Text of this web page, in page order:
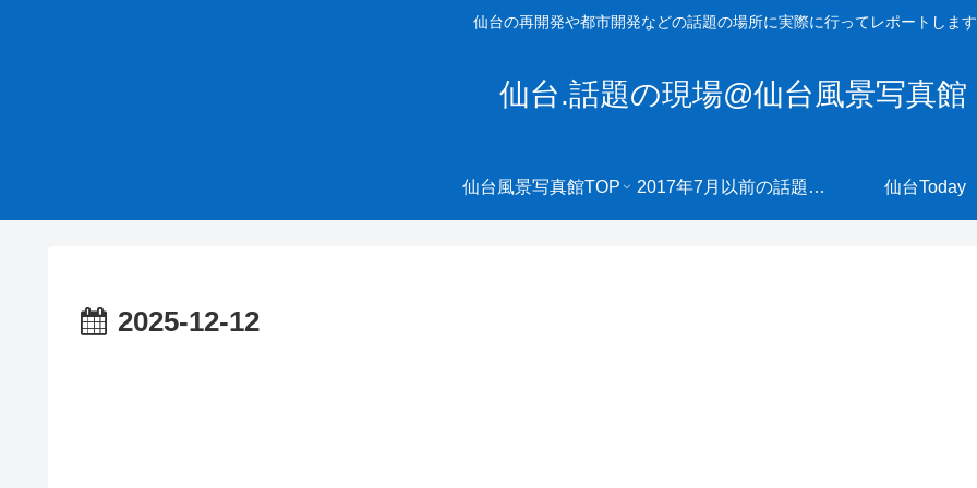
仙台の再開発や都市開発などの話題の場所に実際に行ってレポートしま
仙台.話題の現場@仙台風景写真館
仙台風景写真館TOP 2017年7月以前の話題の現場へ 仙台Today
2025-12-12